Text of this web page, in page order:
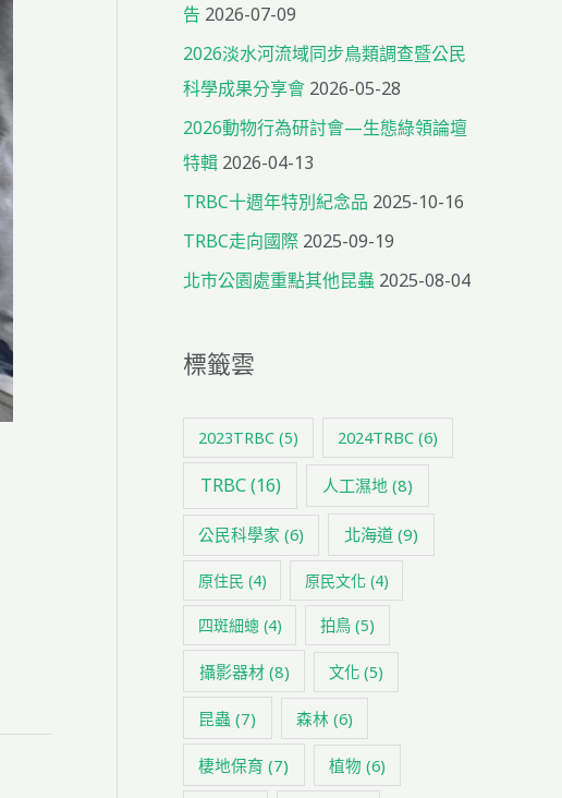
告 2026-07-09
2026淡水河流域同步鳥類調查暨公民
科學成果分享會 2026-05-28
2026動物行為研討會—生態綠領論壇
特輯 2026-04-13
TRBC十週年特別紀念品 2025-10-16
TRBC走向國際 2025-09-19
北市公園處重點其他昆蟲 2025-08-04
標籤雲
2023TRBC(5) 2024TRBC (6)
TRBC(16) 人工濕地 (8)
公民科學家 (6) 北海道 (9)
原住民 (4) 原民文化(4)
四斑細蟌 (4) 拍鳥 (5)
攝影器材(8) 文化 (5)
昆蟲 (7) 森林 (6)
棲地保育 (7) 植物 (6)